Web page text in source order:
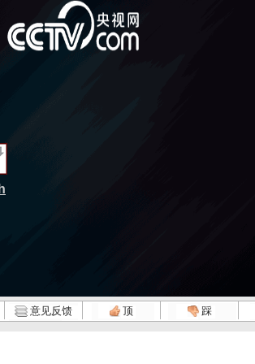
意见反馈 顶 踩